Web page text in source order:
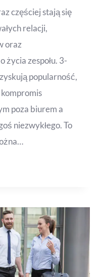
częściej stają się
relacji,
oraz
zespołu. 3-
popularność,
poza biurem a
niezwykłego. To